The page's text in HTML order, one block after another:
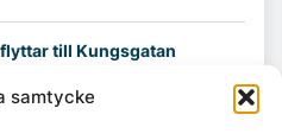
samtycke
till Kungsgatan